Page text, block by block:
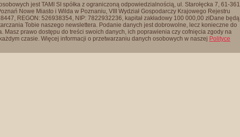
jest TAMI SI spółka z ograniczoną odpowiedzialnością, ul. Starołęcka 7, 61-361
Nowe Miasto i Wilda w Poznaniu, VIII Wydział Gospodarczy Krajowego Rejestru
REGON: 526938354, NIP: 7822932236, kapitał zakładowy 100 000,00 złDane będą
Tobie naszego newslettera. Podanie danych jest dobrowolne, lecz konieczne do
Masz prawo dostępu do treści swoich danych, ich poprawienia czy cofnięcia zgody na
czasie. Więcej informacji o przetwarzaniu danych osobowych w naszej Polityce